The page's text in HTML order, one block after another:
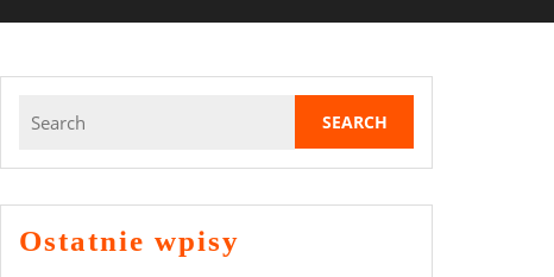
for:
Ostatnie wpisy